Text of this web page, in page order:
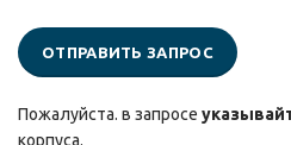
ОТПРАВИТЬ ЗАПРОС
Пожалуйста. в запросе
корпуса.